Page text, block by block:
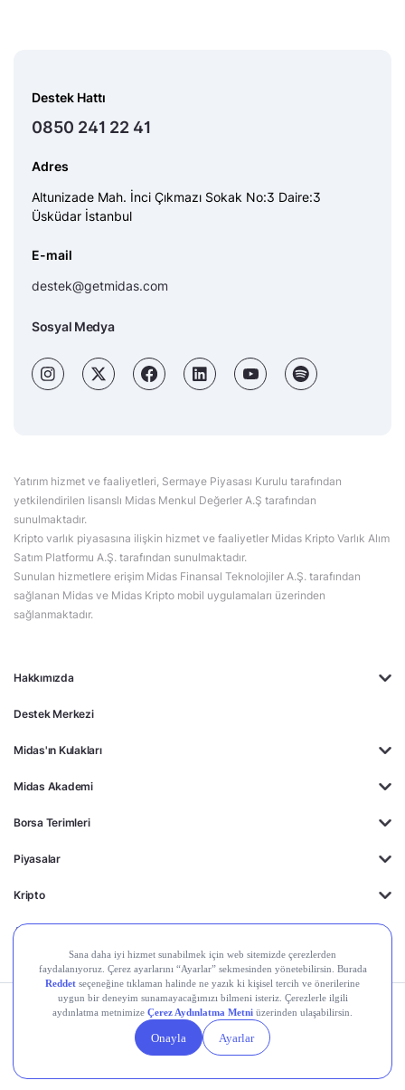
Hakkımızda
Destek Merkezi
Midas'ın Kulakları
Midas Akademi
Borsa Terimleri
Piyasalar
Kripto
Ayrıcalıklar
Destek Hattı
0850 241 22 41
Adres
Altunizade Mah. İnci Çıkmazı Sokak No:3 Daire:3
Üsküdar İstanbul
E-mail
destek@getmidas.com
Sosyal Medya
Yatırım hizmet ve faaliyetleri, Sermaye Piyasası Kurulu tarafından
yetkilendirilen lisanslı Midas Menkul Değerler A.Ş tarafından
sunulmaktadır.
Kripto varlık piyasasına ilişkin hizmet ve faaliyetler Midas Kripto Varlık Alım
Satım Platformu A.Ş. tarafından sunulmaktadır.
Sunulan hizmetlere erişim Midas Finansal Teknolojiler A.Ş. tarafından
sağlanan Midas ve Midas Kripto mobil uygulamaları üzerinden
sağlanmaktadır.
Kişisel Verilerin
Gizlilik
Politikası
Yasal
Duyurular
Çerez